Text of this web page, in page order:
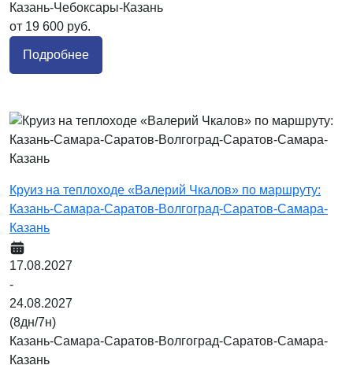
Казань-Чебоксары-Казань
от 19 600 руб.
Подробнее
Круиз на теплоходе «Валерий Чкалов» по маршруту:
Казань-Самара-Саратов-Волгоград-Саратов-Самара-
Казань
17.08.2027
-
24.08.2027
(8дн/7н)
Казань-Самара-Саратов-Волгоград-Саратов-Самара-
Казань